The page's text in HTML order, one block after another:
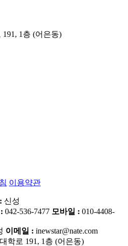
1층 (어은동)
이용약관
신성
042-536-7477 모바일 : 010-4408-
이메일 : inewstar@nate.com
학로 191, 1층 (어은동)